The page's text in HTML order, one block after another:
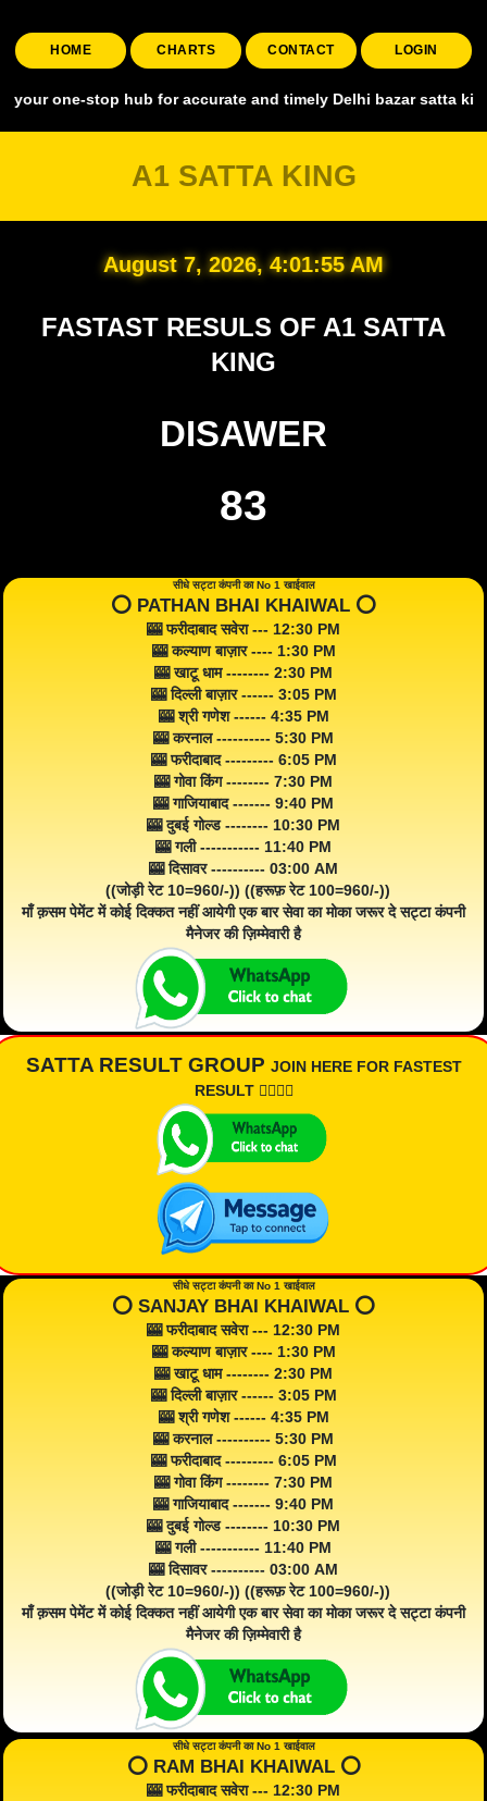
HOME CHARTS CONTACT LOGIN
stop hub for accurate and timely Delhi bazar satta king,
A1 SATTA KING
August 7, 2026, 4:01:56 AM
FASTAST RESULS OF A1 SATTA
KING
DISAWER
83
सीधे सट्टा कंपनी का No 1 खाईवाल
⭕️ PATHAN BHAI KHAIWAL ⭕️
🎰 फरीदाबाद सवेरा --- 12:30 PM
🎰 कल्याण बाज़ार ---- 1:30 PM
🎰 खाटू धाम -------- 2:30 PM
🎰 दिल्ली बाज़ार ------ 3:05 PM
🎰 श्री गणेश ------ 4:35 PM
🎰 करनाल ---------- 5:30 PM
🎰 फरीदाबाद --------- 6:05 PM
🎰 गोवा किंग -------- 7:30 PM
🎰 गाजियाबाद ------- 9:40 PM
🎰 दुबई गोल्ड -------- 10:30 PM
🎰 गली ----------- 11:40 PM
🎰 दिसावर ---------- 03:00 AM
((जोड़ी रेट 10=960/-)) ((हरूफ़ रेट 100=960/-))
माँ क़सम पेमेंट में कोई दिक्कत नहीं आयेगी एक बार सेवा का मोका जरूर दे सट्टा कंपनी
मैनेजर की ज़िम्मेवारी है
SATTA RESULT GROUP JOIN HERE FOR FASTEST
RESULT 👇🏾👇🏾
सीधे सट्टा कंपनी का No 1 खाईवाल
⭕️ SANJAY BHAI KHAIWAL ⭕️
🎰 फरीदाबाद सवेरा --- 12:30 PM
🎰 कल्याण बाज़ार ---- 1:30 PM
🎰 खाटू धाम -------- 2:30 PM
🎰 दिल्ली बाज़ार ------ 3:05 PM
🎰 श्री गणेश ------ 4:35 PM
🎰 करनाल ---------- 5:30 PM
🎰 फरीदाबाद --------- 6:05 PM
🎰 गोवा किंग -------- 7:30 PM
🎰 गाजियाबाद ------- 9:40 PM
🎰 दुबई गोल्ड -------- 10:30 PM
🎰 गली ----------- 11:40 PM
🎰 दिसावर ---------- 03:00 AM
((जोड़ी रेट 10=960/-)) ((हरूफ़ रेट 100=960/-))
माँ क़सम पेमेंट में कोई दिक्कत नहीं आयेगी एक बार सेवा का मोका जरूर दे सट्टा कंपनी
मैनेजर की ज़िम्मेवारी है
सीधे सट्टा कंपनी का No 1 खाईवाल
⭕️ RAM BHAI KHAIWAL ⭕️
🎰 फरीदाबाद सवेरा --- 12:30 PM